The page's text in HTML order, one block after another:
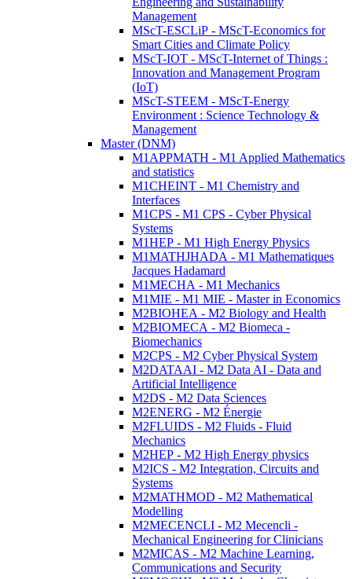
Management
MScT-ESCLiP - MScT-Economics for
Smart Cities and Climate Policy
MScT-IOT - MScT-Internet of Things :
Innovation and Management Program
(IoT)
MScT-STEEM - MScT-Energy
Environment : Science Technology &
Management
Master (DNM)
M1APPMATH - M1 Applied Mathematics
and statistics
M1CHEINT - M1 Chemistry and
Interfaces
M1CPS - M1 CPS - Cyber Physical
Systems
M1HEP - M1 High Energy Physics
M1MATHJHADA - M1 Mathematiques
Jacques Hadamard
M1MECHA - M1 Mechanics
M1MIE - M1 MIE - Master in Economics
M2BIOHEA - M2 Biology and Health
M2BIOMECA - M2 Biomeca -
Biomechanics
M2CPS - M2 Cyber Physical System
M2DATAAI - M2 Data AI - Data and
Artificial Intelligence
M2DS - M2 Data Sciences
M2ENERG - M2 Énergie
M2FLUIDS - M2 Fluids - Fluid
Mechanics
M2HEP - M2 High Energy physics
M2ICS - M2 Integration, Circuits and
Systems
M2MATHMOD - M2 Mathematical
Modelling
M2MECENCLI - M2 Mecencli -
Mechanical Engineering for Clinicians
M2MICAS - M2 Machine Learning,
Communications and Security